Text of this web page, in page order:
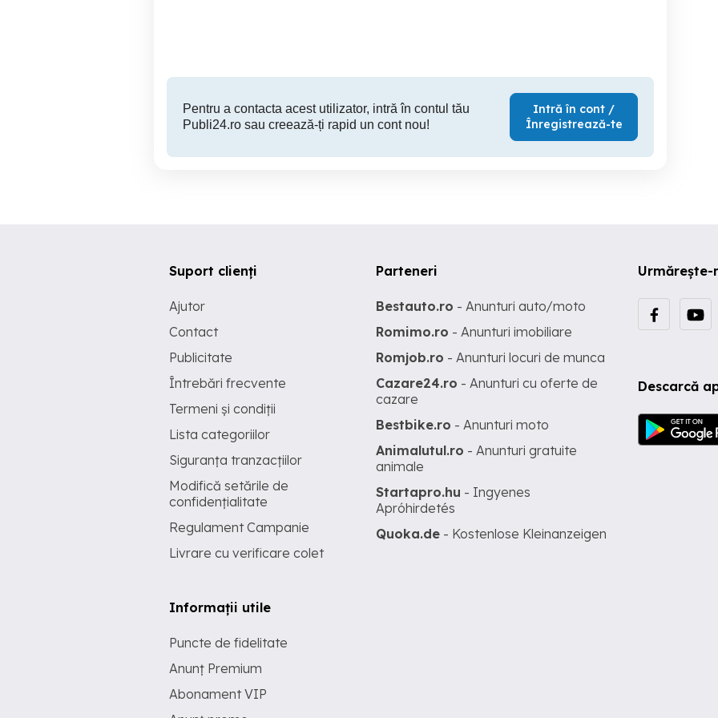
Pentru a contacta acest utilizator, intră în contul tău
Publi24.ro sau creează-ți rapid un cont nou!
Intră în cont /
Înregistrează-te
Urmărește-
Descarcă
Suport clienți
Ajutor
Contact
Publicitate
Întrebări frecvente
Termeni și condiții
Lista categoriilor
Siguranța tranzacțiilor
Modifică setările de
confidențialitate
Regulament Campanie
Livrare cu verificare colet
Informații utile
Puncte de fidelitate
Anunț Premium
Abonament VIP
Parteneri
Bestauto.ro - Anunturi auto/moto
Romimo.ro - Anunturi imobiliare
Romjob.ro - Anunturi locuri de munca
Cazare24.ro - Anunturi cu oferte de
cazare
Bestbike.ro - Anunturi moto
Animalutul.ro - Anunturi gratuite
animale
Startapro.hu - Ingyenes
Apróhirdetés
Quoka.de - Kostenlose Kleinanzeigen